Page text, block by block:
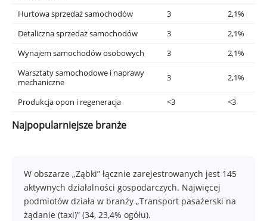
Najpopularniejsze branże
Hurtowa sprzedaż samochodów 3
2,1%
Detaliczna sprzedaż samochodów
3
2,1%
Wynajem samochodów osobowych
3
2,1%
Warsztaty samochodowe i naprawy
mechaniczne
3 2,1%
Produkcja opon i regeneracja <3 <3
W obszarze „Ząbki” łącznie zarejestrowanych jest 145
aktywnych działalności gospodarczych. Najwięcej
podmiotów działa w branży „Transport pasażerski na
żądanie (taxi)” (34, 23,4% ogółu).